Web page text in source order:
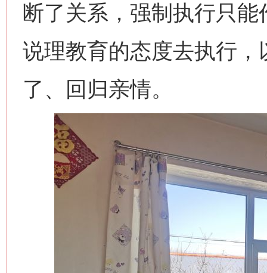
断了关系，强制执行只
说理教育的态度去执行
了、回归亲情。